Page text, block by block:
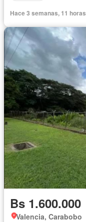
Hace 3 semanas, 11 horas
Bs 1.600.000
Valencia, Carabobo